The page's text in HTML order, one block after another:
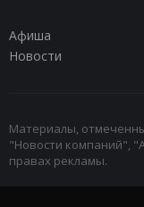
Афиша
Новости
Материалы,
"Новости компаний",
правах рекламы.